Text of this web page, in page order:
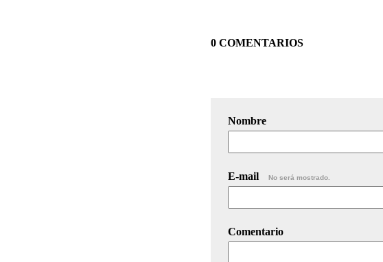
0 COMENTARIOS
Nombre
E-mail No será mostrado.
Comentario